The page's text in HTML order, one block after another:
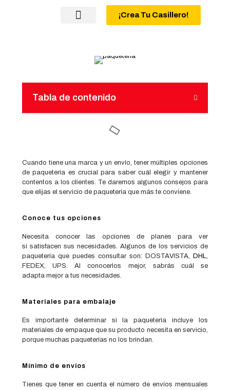
¡Crea Tu Casillero!
Tabla de contenido
Cuando tiene una marca y un envío, tener múltiples opciones
de paquetería es crucial para saber cuál elegir y mantener
contentos a los clientes. Te daremos algunos consejos para
que elijas el servicio de paquetería que más te conviene.
Conoce tus opciones
Necesita conocer las opciones de planes para ver
si satisfacen sus necesidades. Algunos de los servicios de
paquetería que puedes consultar son: DOSTAVISTA,
DHL,
FEDEX, UPS. Al conocerlos mejor, sabrás cuál se
adapta mejor a tus necesidades.
Materiales para embalaje
Es importante determinar si la paquetería incluye los
materiales de empaque que su producto necesita en servicio,
porque muchas paqueterías no los brindan.
Mínimo de envíos
Tienes que tener en cuenta el número de envíos mensuales